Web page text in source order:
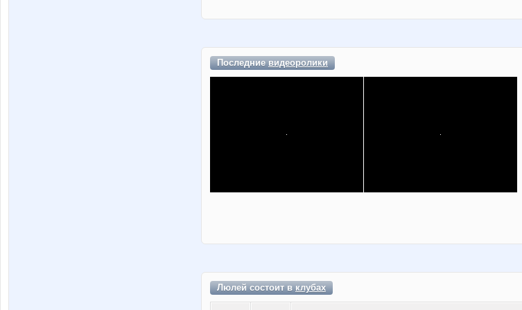
Последниевидеоролики
Люлей состоит вклубах